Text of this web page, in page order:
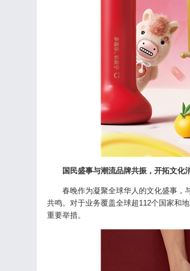
国民盛事与潮流品牌共振，开拓文化
春晚作为凝聚全球华人的文化盛事，与
共鸣。对于业务覆盖全球超112个国家和
重要举措。